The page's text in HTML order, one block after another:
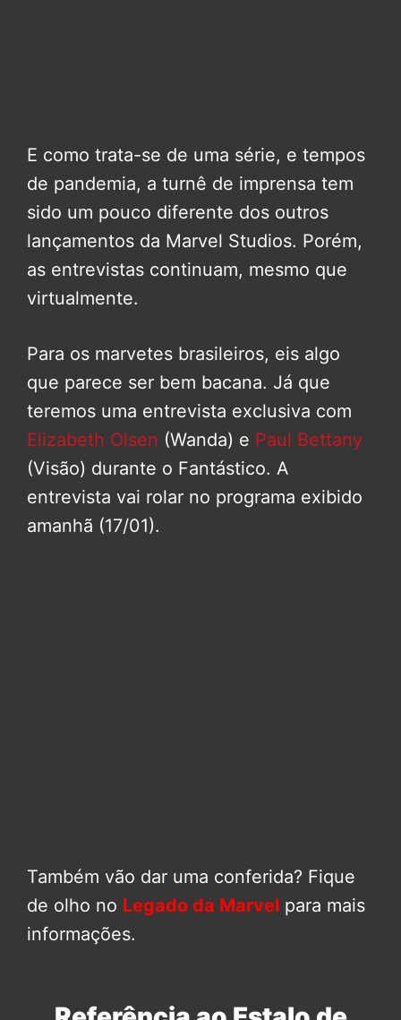
E como trata-se de uma série, e tempos
de pandemia, a turnê de imprensa tem
sido um pouco diferente dos outros
lançamentos da Marvel Studios. Porém,
as entrevistas continuam, mesmo que
virtualmente.
Para os marvetes brasileiros, eis algo
que parece ser bem bacana. Já que
teremos uma entrevista exclusiva com
Elizabeth Olsen (Wanda) e Paul Bettany
(Visão) durante o Fantástico. A
entrevista vai rolar no programa exibido
amanhã (17/01).
Também vão dar uma conferida? Fique
de olho no Legado da Marvel para mais
informações.